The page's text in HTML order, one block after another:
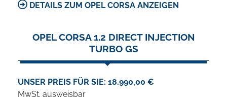
DETAILS ZUM OPEL CORSA ANZEIGEN
OPEL CORSA 1.2 DIRECT INJECTION
TURBO GS
UNSER PREIS FÜR SIE: 18.990,00 €
MwSt. ausweisbar